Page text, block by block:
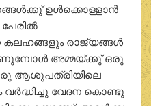
ഉള്‍ക്കൊള്ളാന്‍
കലഹങ്ങളും രാജ്യങ്ങള്‍
അമ്മയ്ക്കു് ഒരു
ആശുപത്രിയിലെ
വേദന കൊണ്ടു